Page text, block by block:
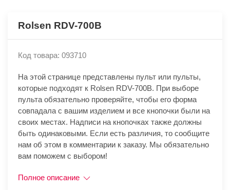
Rolsen RDV-700B
Код товара: 093710
На этой странице представлены пульт или пульты,
которые подходят к Rolsen RDV-700B. При выборе
пульта обязательно проверяйте, чтобы его форма
совпадала с вашим изделием и все кнопочки были на
своих местах. Надписи на кнопочках также должны
быть одинаковыми. Если есть различия, то сообщите
нам об этом в комментарии к заказу. Мы обязательно
вам поможем с выбором!
Полное описание